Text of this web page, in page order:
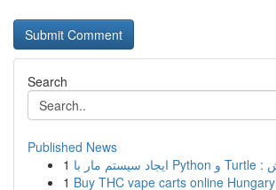
Search
Published News
1
1 Buy THC vape carts online Hungary